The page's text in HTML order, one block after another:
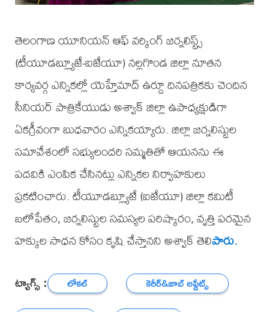
తెలంగాణ యూనియన్ ఆఫ్ వర్కింగ్ జర్నలిస్ట్స్
(టీయూడబ్ల్యూజే-ఐజేయూ) నల్లగొండ జిల్లా నూతన
కార్యవర్గ ఎన్నికల్లో యెహ్తేమాద్ ఉర్దూ దినపత్రికకు చెందిన
సీనియర్ పాత్రికేయుడు అశ్వాక్ జిల్లా ఉపాధ్యక్షుడిగా
ఏకగ్రీవంగా బుధవారం ఎన్నికయ్యారు. జిల్లా జర్నలిస్టుల
సమావేశంలో సభ్యులందరి సమ్మతితో ఆయనను ఈ
పదవికి ఎంపిక చేసినట్లు ఎన్నికల నిర్వాహకులు
ప్రకటించారు. టీయూడబ్ల్యూజే (ఐజేయూ) జిల్లా కమిటీ
బలోపేతం, జర్నలిస్టుల సమస్యల పరిష్కారం, వృత్తి పరమైన
హక్కుల సాధన కోసం కృషి చేస్తానని అశ్వాక్ తెలిపారు.
ట్యాగ్స్ : లోకల్
కెరీర్‌&జాబ్ అప్డేట్స్